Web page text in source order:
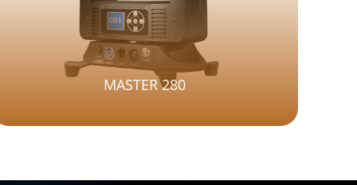
MASTER 280